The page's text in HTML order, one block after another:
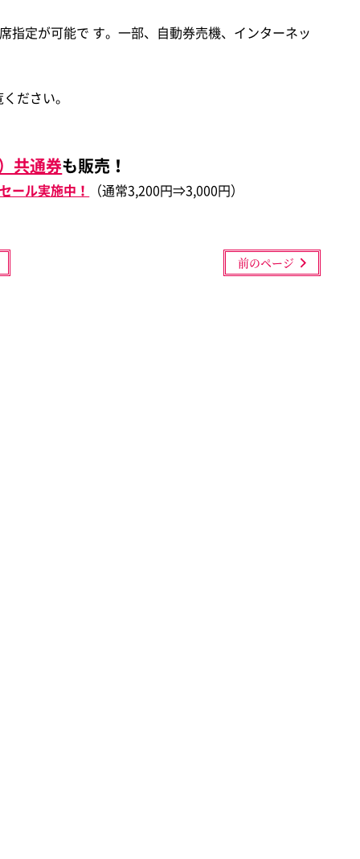
定が可能で す。一部、自動券売機、インターネッ
ださい。
共通券も販売！
ール実施中！ （通常3,200円⇒3,000円）
前のページ